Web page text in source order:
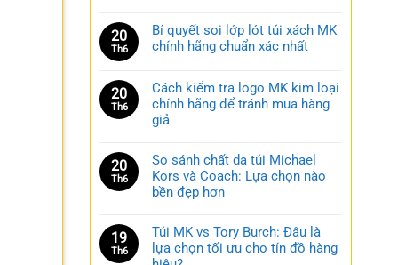
20
Th6
Bí quyết soi lớp lót túi xách MK
chính hãng chuẩn xác nhất
20
Th6
Cách kiểm tra logo MK kim loại
chính hãng để tránh mua hàng
giả
20
Th6
So sánh chất da túi Michael
Kors và Coach: Lựa chọn nào
bền đẹp hơn
19
Th6
Túi MK vs Tory Burch: Đâu là
lựa chọn tối ưu cho tín đồ hàng